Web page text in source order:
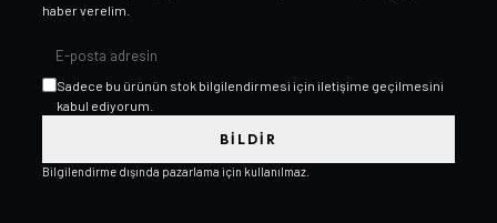
haber verelim.
Sadece bu ürünün stok bilgilendirmesi için iletişime geçilmesini
kabul ediyorum.
BILDIR
Bilgilendirme dışında pazarlama için kullanılmaz.